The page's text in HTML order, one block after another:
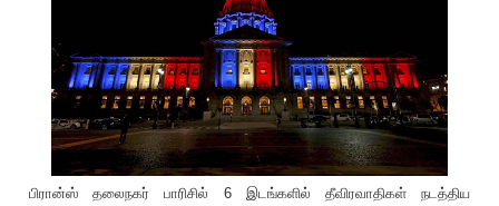
பிரான்ஸ் தலைநகர் பாரிசில் 6 இடங்களில் தீவிரவாதிகள் நடத்திய